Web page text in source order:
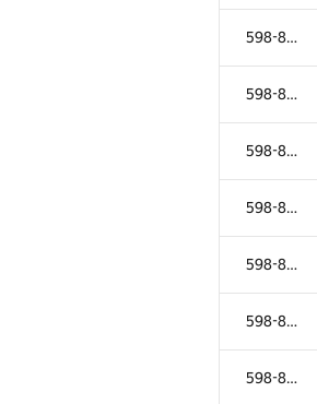
598-854
598-854
598-854
598-854
598-854
598-854
598-854